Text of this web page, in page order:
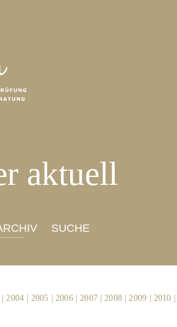
aktuell
SUCHE
|2004 2005 2006| 2007 |2008 |2009 2010